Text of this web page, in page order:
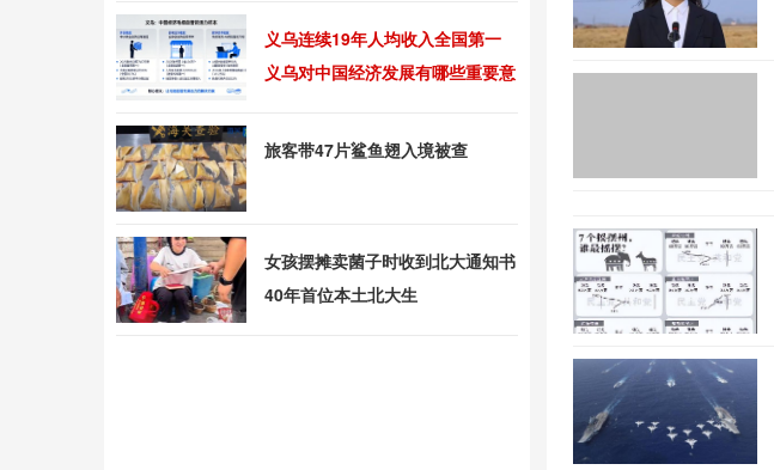
义乌连续19年人均收入全国第一
义乌对中国经济发展有哪些重要意
旅客带47片鲨鱼翅入境被查
女孩摆摊卖菌子时收到北大通知书
40年首位本土北大生